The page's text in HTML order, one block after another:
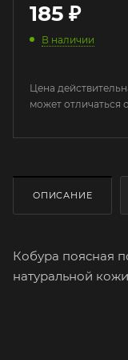
185 ₽
В наличии
Цена
может отличаться
ОПИСАНИЕ
Кобура поясная
натуральной